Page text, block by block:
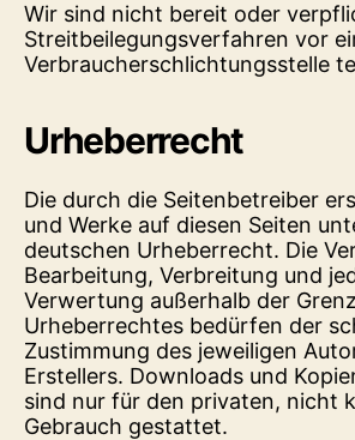
Wir sind nicht bereit oder
Streitbeilegungsverfahren vor
Verbraucherschlichtungsstelle
Urheberrecht
Die durch die Seitenbetreiber
und Werke auf diesen Seiten
deutschen Urheberrecht. Die
Bearbeitung, Verbreitung und
Verwertung außerhalb der
Urheberrechtes bedürfen der
Zustimmung des jeweiligen
Erstellers. Downloads und
sind nur für den privaten, nicht
Gebrauch gestattet.